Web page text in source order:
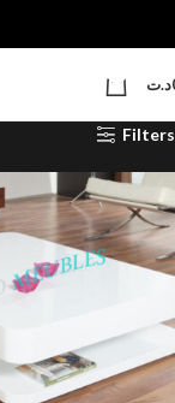
د.ت
Filters